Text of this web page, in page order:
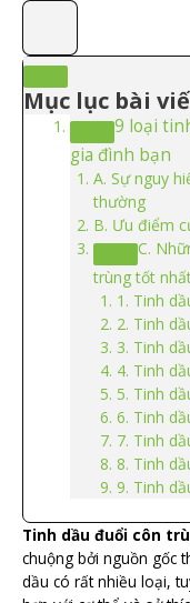
Mục lục bài
9 loại
gia đình bạn
A. Sự nguy
thường
B. Ưu điểm
C.
trùng tốt
1. Tinh
2. Tinh
3. Tinh
4. Tinh
5. Tinh
6. Tinh
7. Tinh
8. Tinh
9. Tinh
Tinh dầu đuổi côn
chuộng bởi nguồn gốc
dầu có rất nhiều loại,